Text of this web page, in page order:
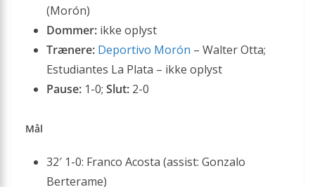
(Morón)
Dommer: ikke oplyst
Trænere: Deportivo Morón – Walter Otta;
Estudiantes La Plata – ikke oplyst
Pause: 1-0; Slut: 2-0
Mål
32′ 1-0: Franco Acosta (assist: Gonzalo
Berterame)